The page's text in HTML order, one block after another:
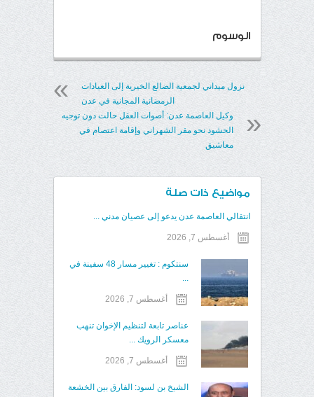
الوسوم
نزول ميداني لجمعية الضالع الخيرية إلى العيادات
الرمضانية المجانية في عدن
وكيل العاصمة عدن: أصوات العقل حالت دون توجيه
الحشود نحو مقر الشهراني وإقامة اعتصام في
معاشيق
مواضيع ذات صلة
انتقالي العاصمة عدن يدعو إلى عصيان مدني ...
أغسطس 7, 2026
سنتكوم : تغيير مسار 48 سفينة في
...
أغسطس 7, 2026
عناصر تابعة لتنظيم الإخوان تنهب
معسكر الرويك ...
أغسطس 7, 2026
الشيخ بن لسود: الفارق بين الخشعة